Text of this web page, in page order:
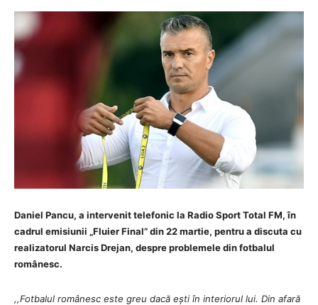
Daniel Pancu, a intervenit telefonic la Radio Sport Total FM, în
cadrul emisiunii „Fluier Final” din 22 martie, pentru a discuta cu
realizatorul Narcis Drejan, despre problemele din fotbalul
românesc.
,,Fotbalul românesc este greu dacă ești în interiorul lui. Din afară